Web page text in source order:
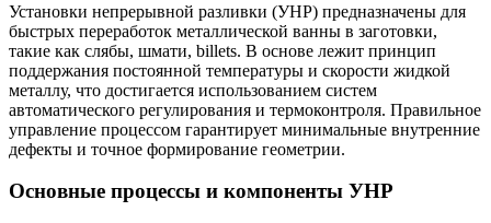
Установки непрерывной разливки (УНР) предназначены для
быстрых переработок металлической ванны в заготовки,
такие как слябы, шмати, billets. В основе лежит принцип
поддержания постоянной температуры и скорости жидкой
металлу, что достигается использованием систем
автоматического регулирования и термоконтроля. Правильное
управление процессом гарантирует минимальные внутренние
дефекты и точное формирование геометрии.
Основные процессы и компоненты УНР